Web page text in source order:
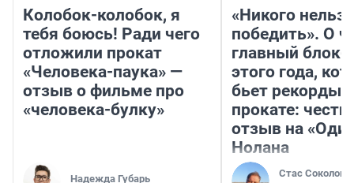
Колобок-колобок, я
тебя боюсь! Ради чего
отложили прокат
«Человека-паука» —
отзыв о фильме про
«человека-булку»
Надежда Губарь
«Никого нельзя
победить». О
главный
этого года,
бьет рекорды в
прокате:
отзыв на
Нолана
Стас Соколов